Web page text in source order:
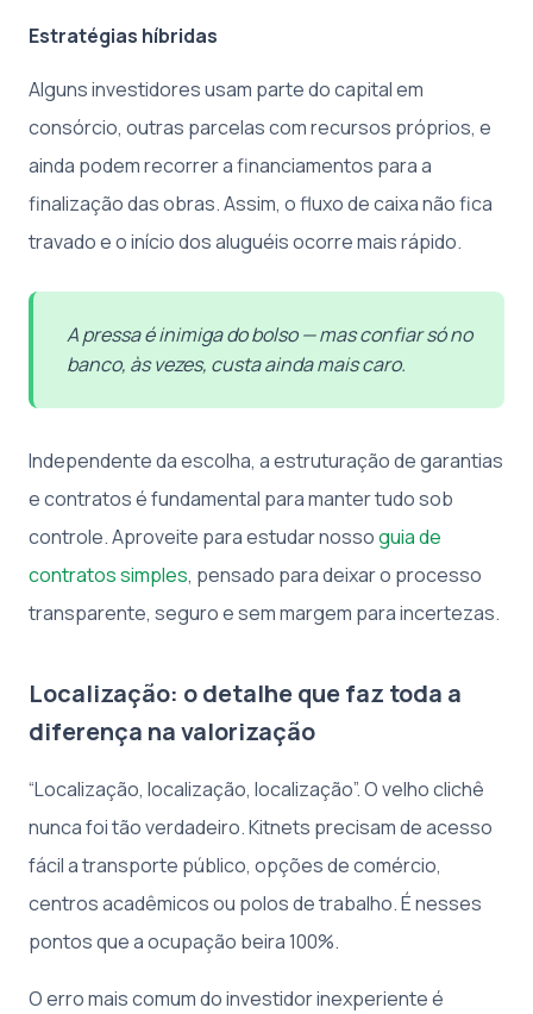
Estratégias híbridas
Alguns investidores usam parte do capital em
consórcio, outras parcelas com recursos próprios, e
ainda podem recorrer a financiamentos para a
finalização das obras. Assim, o fluxo de caixa não fica
travado e o início dos aluguéis ocorre mais rápido.
A pressa é inimiga do bolso — mas confiar só no
banco, às vezes, custa ainda mais caro.
Independente da escolha, a estruturação de garantias
e contratos é fundamental para manter tudo sob
controle. Aproveite para estudar nossoguia de
contratos simples, pensado para deixar o processo
transparente, seguro e sem margem para incertezas.
Localização: o detalhe que faz toda a
diferença na valorização
“Localização, localização, localização”. O velho clichê
nunca foi tão verdadeiro. Kitnets precisam de acesso
fácil a transporte público, opções de comércio,
centros acadêmicos ou polos de trabalho. É nesses
pontos que a ocupação beira 100%.
O erro mais comum do investidor inexperiente é